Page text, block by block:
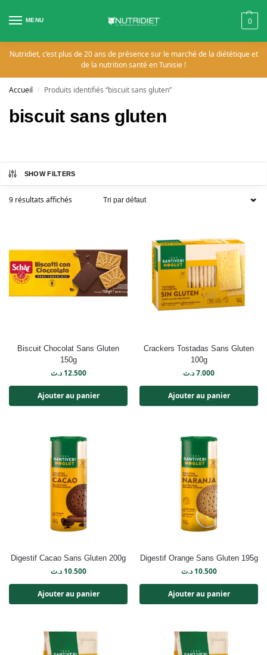
MENU 0
Nutridiet, c’est plus de 20 ans de présence sur le marché de la diététique et
de la nutrition santé en Tunisie !
Accueil / Produits identifiés “biscuit sans gluten”
biscuit sans gluten
SHOW FILTERS
9 résultats affichés
Biscuit Chocolat Sans Gluten
150g
12.500 د.ت
Ajouter au panier
Crackers Tostadas Sans Gluten
100g
7.000د.ت
Ajouter au panier
Digestif Cacao Sans Gluten 200g
10.500 د.ت
Ajouter au panier
Digestif Orange Sans Gluten 195g
10.500 د.ت
Ajouter au panier